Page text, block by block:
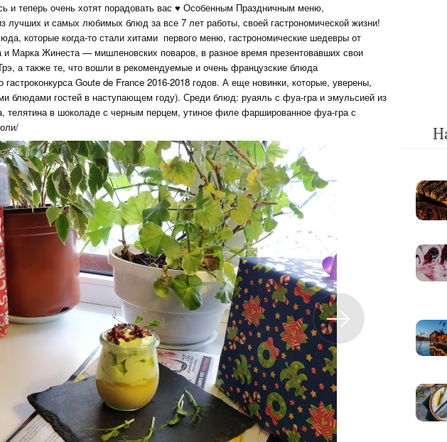
и теперь очень хотят порадовать вас ♥ Особенным Праздничным меню,
лучших и самых любимых блюд за все 7 лет работы, своей гастрономической жизни!
которые когда-то стали хитами первого меню, гастрономические шедевры от
Марка Жинеста — мишленовских поваров, в разное время презентовавших свои
а также те, что вошли в рекомендуемые и очень французские блюда
гастроконкурса Goute de France 2016-2018 годов. А еще новинки, которые, уверены,
блюдами гостей в наступающем году). Среди блюд: руаяль с фуа-гра и эмульсией из
телятина в шоколаде с черным перцем, утиное филе фаршированное фуа-гра с